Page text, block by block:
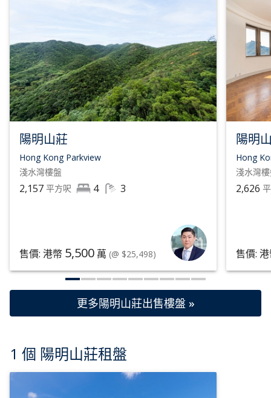
陽明山莊
Hong Kong Parkview
淺水灣樓盤
2,157 平方呎 4 3
售價: 港幣 5,500 萬 (@ $25,498)
陽明
Hong
淺水灣
2,626
售價:
更多陽明山莊出售樓盤 »
1 個 陽明山莊租盤